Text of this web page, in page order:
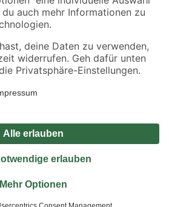
MwSt.. Die dargestellten Angebote sind unter
Die angegebenen Verfügbarkeiten beziehen
gilt nicht für Artikel mit Speditionsversand, hier
Impressum
Vertrag widerrufen